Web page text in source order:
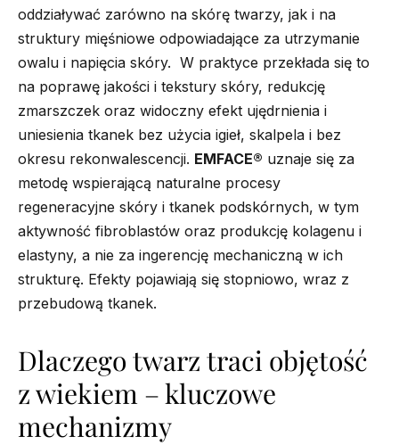
oddziaływać zarówno na skórę twarzy, jak i na
struktury mięśniowe odpowiadające za utrzymanie
owalu i napięcia skóry. W praktyce przekłada się to
na poprawę jakości i tekstury skóry, redukcję
zmarszczek oraz widoczny efekt ujędrnienia i
uniesienia tkanek bez użycia igieł, skalpela i bez
okresu rekonwalescencji. EMFACE® uznaje się za
metodę wspierającą naturalne procesy
regeneracyjne skóry i tkanek podskórnych, w tym
aktywność fibroblastów oraz produkcję kolagenu i
elastyny, a nie za ingerencję mechaniczną w ich
strukturę. Efekty pojawiają się stopniowo, wraz z
przebudową tkanek.
Dlaczego twarz traci objętość
z wiekiem – kluczowe
mechanizmy